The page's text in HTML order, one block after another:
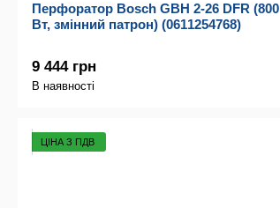
Перфоратор Bosch GBH 2-26 DFR (800
Вт, змінний патрон) (0611254768)
9 444 грн
В наявності
ЦІНА З ПДВ